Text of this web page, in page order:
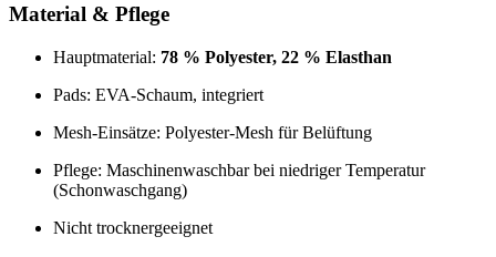
Material & Pflege
Hauptmaterial: 78 % Polyester, 22 % Elasthan
Pads: EVA-Schaum, integriert
Mesh-Einsätze: Polyester-Mesh für Belüftung
Pflege: Maschinenwaschbar bei niedriger Temperatur
(Schonwaschgang)
Nicht trocknergeeignet